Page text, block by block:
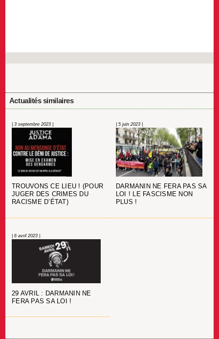
Actualités similaires
| 3 septembre 2023 |
TROUVONS CE LIEU ! (POUR
JUGER DES CRIMES DU
RACISME D’ÉTAT)
| 5 juin 2023 |
DARMANIN NE FERA PAS SA
LOI ! LE FASCISME NON
PLUS !
| 6 avril 2023 |
29 AVRIL : DARMANIN NE
FERA PAS SA LOI !